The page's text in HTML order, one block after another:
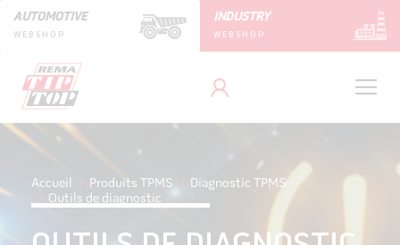
AUTOMOTIVE
WEBSHOP
INDUSTRY
WEBSHOP
Accueil Produits TPMS
Diagnostic TPMS
Outils de diagnostic